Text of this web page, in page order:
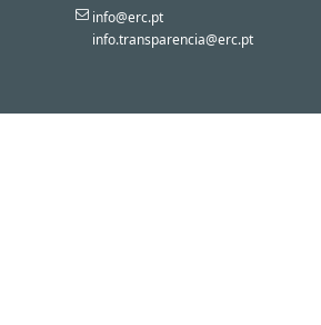
info@erc.pt
info.transparencia@erc.pt